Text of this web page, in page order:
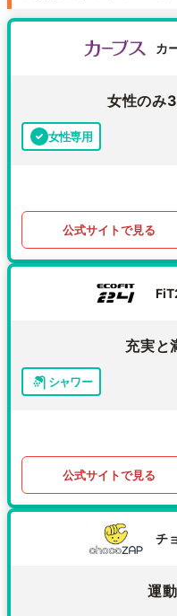
カ
女性のみ
女性専用
公式サイトで見る
充実と
シャワー
公式サイトで見る
チ
運